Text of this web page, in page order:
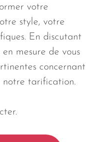
votre
style, votre
En discutant
mesure de vous
concernant
notre tarification.